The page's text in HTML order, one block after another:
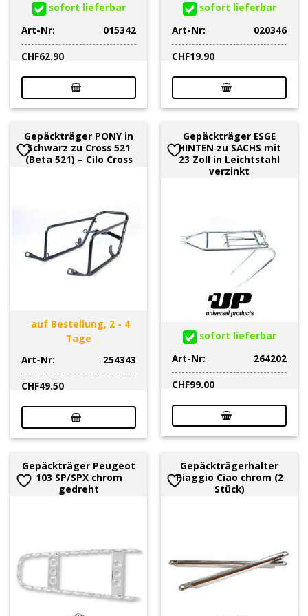
sofort lieferbar
Art-Nr:
015342
CHF62.90
sofort lieferbar
Art-Nr:
020346
CHF19.90
Gepäckträger PONY in
Schwarz zu Cross 521
(Beta 521) – Cilo Cross
auf Bestellung, 2 - 4
Tage
Art-Nr:
254343
CHF49.50
Gepäckträger ESGE
HINTEN zu SACHS mit
23 Zoll in Leichtstahl
verzinkt
sofort lieferbar
Art-Nr:
264202
CHF99.00
Gepäckträger Peugeot
103 SP/SPX chrom
gedreht
Gepäckträgerhalter
Piaggio Ciao chrom (2
Stück)